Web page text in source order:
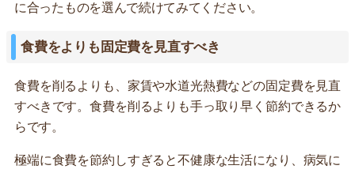
に合ったものを選んで続けてみてください。
食費をよりも固定費を見直すべき
食費を削るよりも、家賃や水道光熱費などの固定費を見直
すべきです。食費を削るよりも手っ取り早く節約できるか
らです。
極端に食費を節約しすぎると不健康な生活になり、病気に